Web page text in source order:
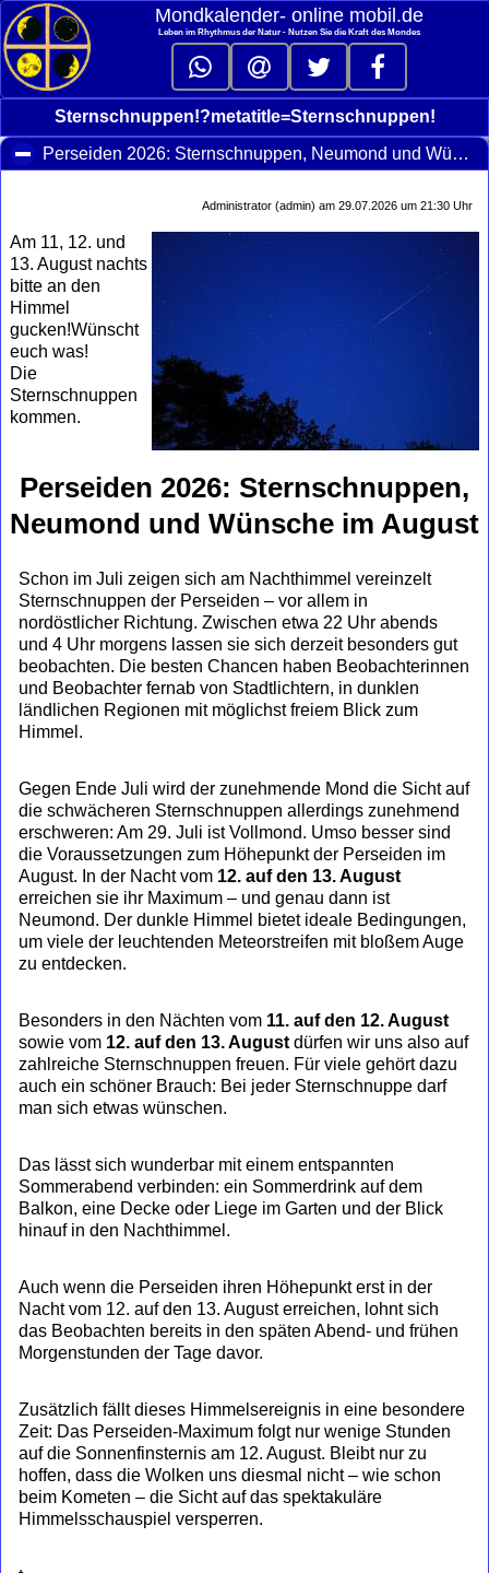
Mondkalender‑ online mobil.de
Leben im Rhythmus der Natur - Nutzen Sie die Kraft des Mondes
Sternschnuppen!?metatitle=Sternschnuppen!
Perseiden 2026: Sternschnuppen, Neumond und Wünsche im August
Administrator (admin) am 29.07.2026 um 21:30 Uhr
Am 11, 12. und
13. August nachts
bitte an den
Himmel
gucken!Wünscht
euch was!
Die
Sternschnuppen
kommen.
Perseiden 2026: Sternschnuppen,
Neumond und Wünsche im August
Schon im Juli zeigen sich am Nachthimmel vereinzelt
Sternschnuppen der Perseiden – vor allem in
nordöstlicher Richtung. Zwischen etwa 22 Uhr abends
und 4 Uhr morgens lassen sie sich derzeit besonders gut
beobachten. Die besten Chancen haben Beobachterinnen
und Beobachter fernab von Stadtlichtern, in dunklen
ländlichen Regionen mit möglichst freiem Blick zum
Himmel.
Gegen Ende Juli wird der zunehmende Mond die Sicht auf
die schwächeren Sternschnuppen allerdings zunehmend
erschweren: Am 29. Juli ist Vollmond. Umso besser sind
die Voraussetzungen zum Höhepunkt der Perseiden im
August. In der Nacht vom 12. auf den 13. August
erreichen sie ihr Maximum – und genau dann ist
Neumond. Der dunkle Himmel bietet ideale Bedingungen,
um viele der leuchtenden Meteorstreifen mit bloßem Auge
zu entdecken.
Besonders in den Nächten vom 11. auf den 12. August
sowie vom 12. auf den 13. August dürfen wir uns also auf
zahlreiche Sternschnuppen freuen. Für viele gehört dazu
auch ein schöner Brauch: Bei jeder Sternschnuppe darf
man sich etwas wünschen.
Das lässt sich wunderbar mit einem entspannten
Sommerabend verbinden: ein Sommerdrink auf dem
Balkon, eine Decke oder Liege im Garten und der Blick
hinauf in den Nachthimmel.
Auch wenn die Perseiden ihren Höhepunkt erst in der
Nacht vom 12. auf den 13. August erreichen, lohnt sich
das Beobachten bereits in den späten Abend- und frühen
Morgenstunden der Tage davor.
Zusätzlich fällt dieses Himmelsereignis in eine besondere
Zeit: Das Perseiden-Maximum folgt nur wenige Stunden
auf die Sonnenfinsternis am 12. August. Bleibt nur zu
hoffen, dass die Wolken uns diesmal nicht – wie schon
beim Kometen – die Sicht auf das spektakuläre
Himmelsschauspiel versperren.